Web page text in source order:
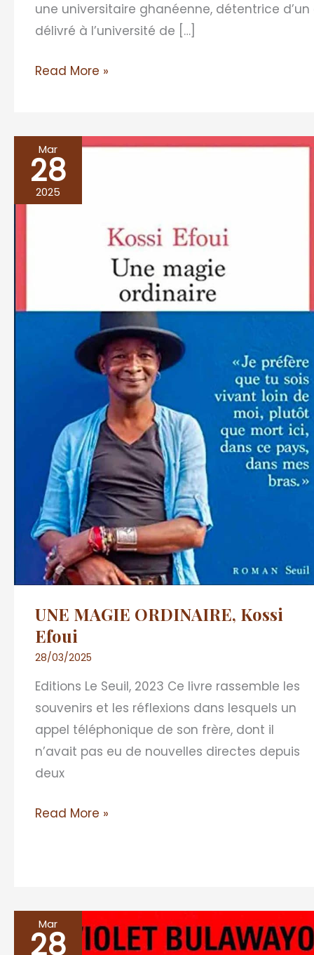
une universitaire ghanéenne, détentrice
délivré à l’université de […]
Read More »
Mar
28
2025
UNE MAGIE ORDINAIRE, Kossi
Efoui
28/03/2025
Editions Le Seuil, 2023 Ce livre rassemble les
souvenirs et les réflexions dans lesquels un
appel téléphonique de son frère, dont il
n’avait pas eu de nouvelles directes depuis
deux
UNE
MAGIE
Read More »
Mar
28
GLORY,